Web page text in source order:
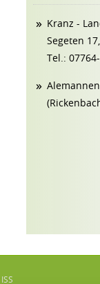
Kranz -
Segeten
Tel.: